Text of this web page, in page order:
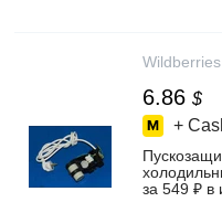
Wildberries
6.86 $
+
за 549 ₽ в